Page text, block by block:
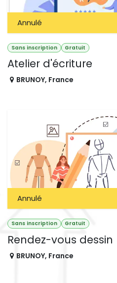
Annulé
Sans inscription Gratuit
Atelier d'écriture
BRUNOY, France
Annulé
Sans inscription Gratuit
Rendez-vous dessin
BRUNOY, France